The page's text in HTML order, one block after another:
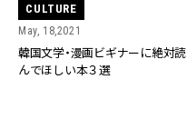
CULTURE
May, 18,2021
韓国文学・漫画ビギナーに絶対読
んでほしい本３選